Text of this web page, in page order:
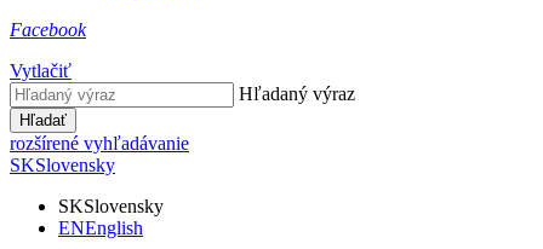
Facebook
Vytlačiť
Hľadaný výraz
Hľadať
rozšírené vyhľadávanie
SKSlovensky
SKSlovensky
ENEnglish